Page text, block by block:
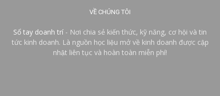
VỀ CHÚNG TÔI
Sổ tay doanh trí - Nơi chia sẻ kiến thức, kỹ năng, cơ hội và tin
tức kinh doanh. Là nguồn học liệu mở về kinh doanh được cập
nhật liên tục và hoàn toàn miễn phí!